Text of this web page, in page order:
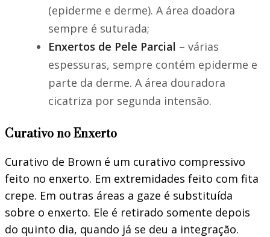
(epiderme e derme). A área doadora
sempre é suturada;
Enxertos de Pele Parcial – várias
espessuras, sempre contém epiderme e
parte da derme. A área douradora
cicatriza por segunda intensão.
Curativo no Enxerto
Curativo de Brown é um curativo compressivo
feito no enxerto. Em extremidades feito com fita
crepe. Em outras áreas a gaze é substituída
sobre o enxerto. Ele é retirado somente depois
do quinto dia, quando já se deu a integração.